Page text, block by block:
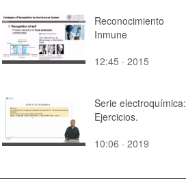
Reconocimiento
Inmune
12:45 · 2015
Serie electroquímica:
Ejercicios.
10:06 · 2019